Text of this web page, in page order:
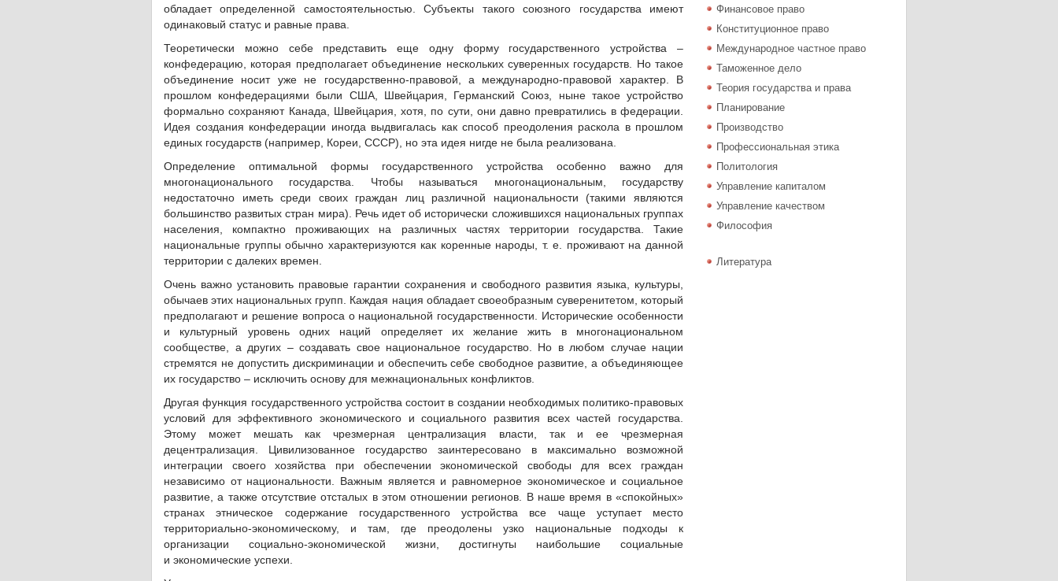
обладает определенной самостоятельностью. Субъекты такого союзного государства имеют
одинаковый статус и равные права.
Теоретически можно себе представить еще одну форму государственного устройства –
конфедерацию, которая предполагает объединение нескольких суверенных государств. Но такое
объединение носит уже не государственно-правовой, а международно-правовой характер. В
прошлом конфедерациями были США, Швейцария, Германский Союз, ныне такое устройство
формально сохраняют Канада, Швейцария, хотя, по сути, они давно превратились в федерации.
Идея создания конфедерации иногда выдвигалась как способ преодоления раскола в прошлом
единых государств (например, Кореи, СССР), но эта идея нигде не была реализована.
Определение оптимальной формы государственного устройства особенно важно для
многонационального государства. Чтобы называться многонациональным, государству
недостаточно иметь среди своих граждан лиц различной национальности (такими являются
большинство развитых стран мира). Речь идет об исторически сложившихся национальных группах
населения, компактно проживающих на различных частях территории государства. Такие
национальные группы обычно характеризуются как коренные народы, т. е. проживают на данной
территории с далеких времен.
Очень важно установить правовые гарантии сохранения и свободного развития языка, культуры,
обычаев этих национальных групп. Каждая нация обладает своеобразным суверенитетом, который
предполагают и решение вопроса о национальной государственности. Исторические особенности
и культурный уровень одних наций определяет их желание жить в многонациональном
сообществе, а других – создавать свое национальное государство. Но в любом случае нации
стремятся не допустить дискриминации и обеспечить себе свободное развитие, а объединяющее
их государство – исключить основу для межнациональных конфликтов.
Другая функция государственного устройства состоит в создании необходимых политико-правовых
условий для эффективного экономического и социального развития всех частей государства.
Этому может мешать как чрезмерная централизация власти, так и ее чрезмерная
децентрализация. Цивилизованное государство заинтересовано в максимально возможной
интеграции своего хозяйства при обеспечении экономической свободы для всех граждан
независимо от национальности. Важным является и равномерное экономическое и социальное
развитие, а также отсутствие отсталых в этом отношении регионов. В наше время в «спокойных»
странах этническое содержание государственного устройства все чаще уступает место
территориально-экономическому, и там, где преодолены узко национальные подходы к
организации социально-экономической жизни, достигнуты наибольшие социальные
и экономические успехи.
Финансовое право
Конституционное право
Международное частное право
Таможенное дело
Теория государства и права
Планирование
Производство
Профессиональная этика
Политология
Управление капиталом
Управление качеством
Философия
Литература